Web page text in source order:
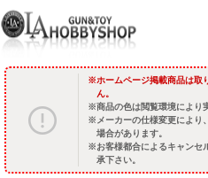
ホームページ掲載商品は取
ん。
商品の色は閲覧環境により
メーカーの仕様変更により
場合があります。
お客様都合によるキャンセ
承下さい。